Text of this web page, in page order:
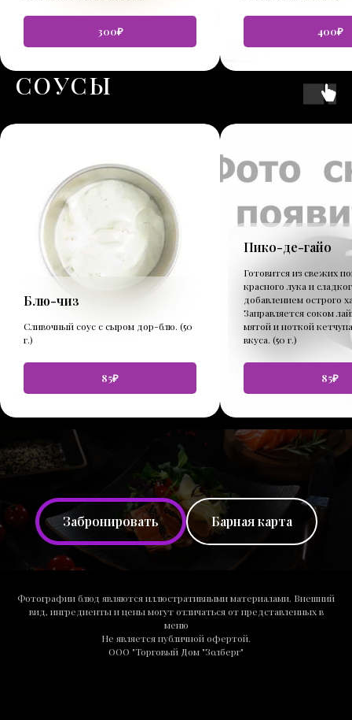
300₽ 400₽
СОУСЫ
Блю-чиз
Сливочный соус с сыром дор-блю. (50
г.)
85₽
Пико-де-гайо
Готовится из свежих
красного лука и
добавлением острого
Заправляется соком
мятой и ноткой
вкуса. (50 г.)
85₽
Забронировать Барная карта
Фотографии блюд являются иллюстративными материалами. Внешний
вид, ингредиенты и цены могут отличаться от представленных в
меню
Не является публичной офертой.
ООО "Торговый Дом "Золберг"